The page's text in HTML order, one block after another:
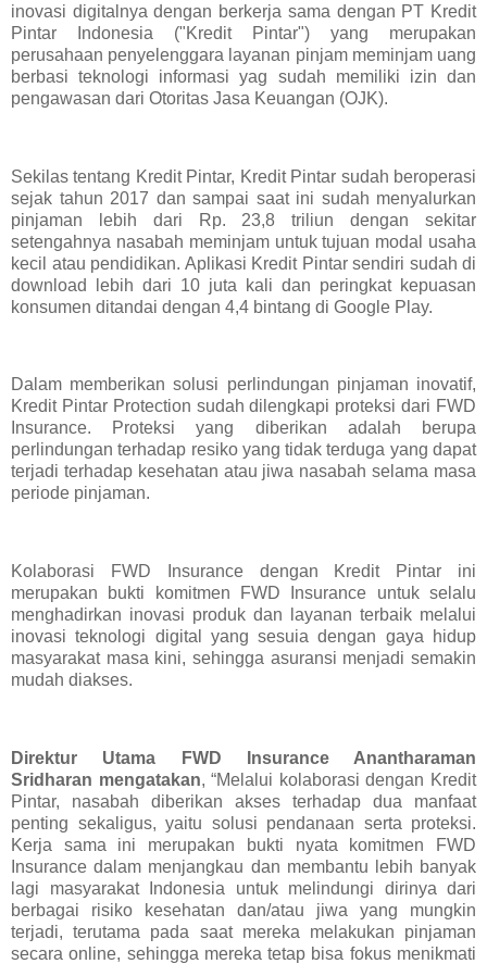
inovasi digitalnya dengan berkerja sama dengan PT Kredit
Pintar Indonesia ("Kredit Pintar") yang merupakan
perusahaan penyelenggara layanan pinjam meminjam uang
berbasi teknologi informasi yag sudah memiliki izin dan
pengawasan dari Otoritas Jasa Keuangan (OJK).
Sekilas tentang Kredit Pintar, Kredit Pintar sudah beroperasi
sejak tahun 2017 dan sampai saat ini sudah menyalurkan
pinjaman lebih dari Rp. 23,8 triliun dengan sekitar
setengahnya nasabah meminjam untuk tujuan modal usaha
kecil atau pendidikan. Aplikasi Kredit Pintar sendiri sudah di
download lebih dari 10 juta kali dan peringkat kepuasan
konsumen ditandai dengan 4,4 bintang di Google Play.
Dalam memberikan solusi perlindungan pinjaman inovatif,
Kredit Pintar Protection sudah dilengkapi proteksi dari FWD
Insurance. Proteksi yang diberikan adalah berupa
perlindungan terhadap resiko yang tidak terduga yang dapat
terjadi terhadap kesehatan atau jiwa nasabah selama masa
periode pinjaman.
Kolaborasi FWD Insurance dengan Kredit Pintar ini
merupakan bukti komitmen FWD Insurance untuk selalu
menghadirkan inovasi produk dan layanan terbaik melalui
inovasi teknologi digital yang sesuia dengan gaya hidup
masyarakat masa kini, sehingga asuransi menjadi semakin
mudah diakses.
Direktur Utama FWD Insurance Anantharaman
Sridharan mengatakan, “Melalui kolaborasi dengan Kredit
Pintar, nasabah diberikan akses terhadap dua manfaat
penting sekaligus, yaitu solusi pendanaan serta proteksi.
Kerja sama ini merupakan bukti nyata komitmen FWD
Insurance dalam menjangkau dan membantu lebih banyak
lagi masyarakat Indonesia untuk melindungi dirinya dari
berbagai risiko kesehatan dan/atau jiwa yang mungkin
terjadi, terutama pada saat mereka melakukan pinjaman
secara online, sehingga mereka tetap bisa fokus menikmati